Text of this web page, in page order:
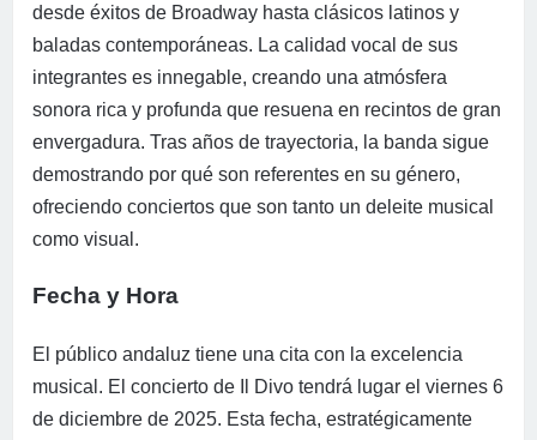
desde éxitos de Broadway hasta clásicos latinos y
baladas contemporáneas. La calidad vocal de sus
integrantes es innegable, creando una atmósfera
sonora rica y profunda que resuena en recintos de gran
envergadura. Tras años de trayectoria, la banda sigue
demostrando por qué son referentes en su género,
ofreciendo conciertos que son tanto un deleite musical
como visual.
Fecha y Hora
El público andaluz tiene una cita con la excelencia
musical. El concierto de Il Divo tendrá lugar el viernes 6
de diciembre de 2025. Esta fecha, estratégicamente